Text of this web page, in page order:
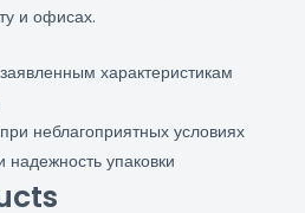
и офисах.
характеристикам
неблагоприятных условиях
надежность упаковки